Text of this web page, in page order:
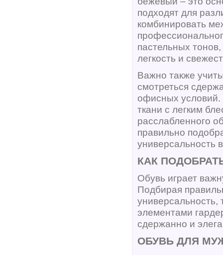
подходят для
комбинировать
пастельных
легкость и
Важно также
смотреться
офисных условий.
ткани с легким
расслабленного
правильно
универсальность
КАК
Обувь играет
Подбирая
универсальность,
элементами
сдержанно и
ОБУВЬ ДЛЯ